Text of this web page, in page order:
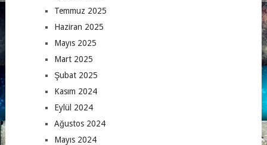
Temmuz 2025
Haziran 2025
Mayıs 2025
Mart 2025
Şubat 2025
Kasım 2024
Eylül 2024
Ağustos 2024
Mayıs 2024